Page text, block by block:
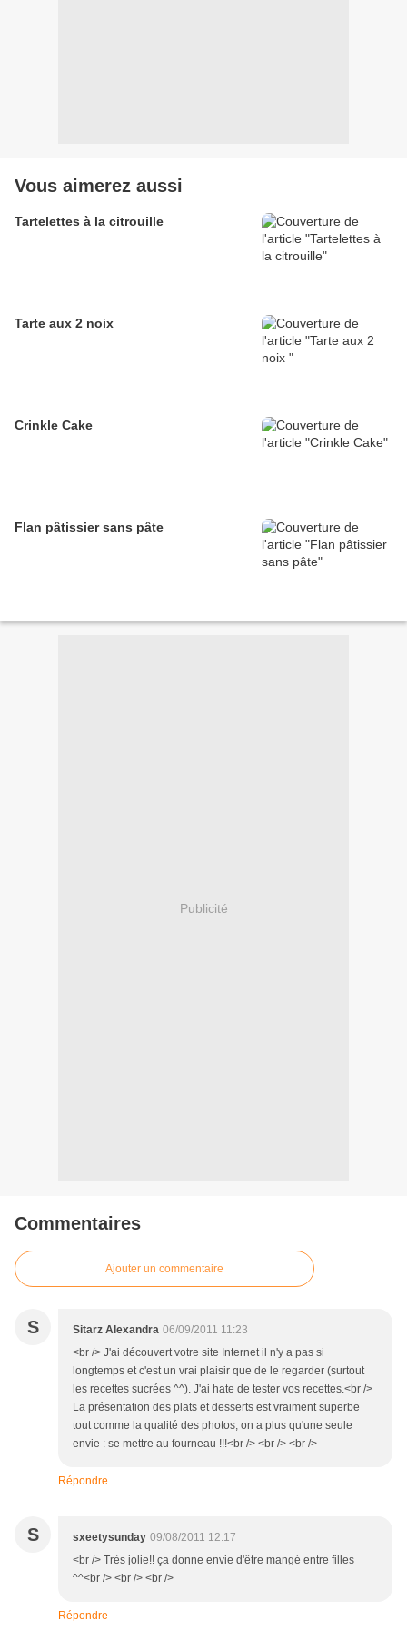
Vous aimerez aussi
Tartelettes à la citrouille
Tarte aux 2 noix
Crinkle Cake
Flan pâtissier sans pâte
Publicité
Commentaires
Ajouter un commentaire
S Sitarz Alexandra 06/09/2011 11:23
<br /> J'ai découvert votre site Internet il n'y a pas si
longtemps et c'est un vrai plaisir que de le regarder (surtout
les recettes sucrées ^^). J'ai hate de tester vos recettes.<br />
La présentation des plats et desserts est vraiment superbe
tout comme la qualité des photos, on a plus qu'une seule
envie : se mettre au fourneau !!!<br /> <br /> <br />
Répondre
S sxeetysunday 09/08/2011 12:17
<br /> Très jolie!! ça donne envie d'être mangé entre filles
^^<br /> <br /> <br />
Répondre